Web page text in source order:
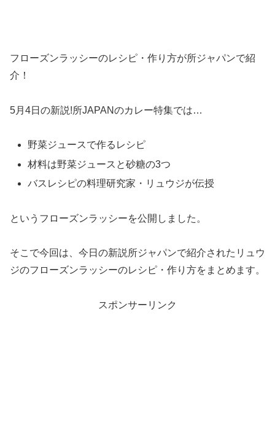
フローズンラッシーのレシピ・作り方が所ジャパンで紹
介！
5月4日の新説!所JAPANのカレー特集では…
野菜ジュースで作るレシピ
材料は野菜ジュースと砂糖の3つ
バスレシピの料理研究家・リュウジが伝授
というフローズンラッシーを公開しました。
そこで今回は、今日の新説所ジャパンで紹介されたリュウ
ジのフローズンラッシーのレシピ・作り方をまとめます。
スポンサーリンク